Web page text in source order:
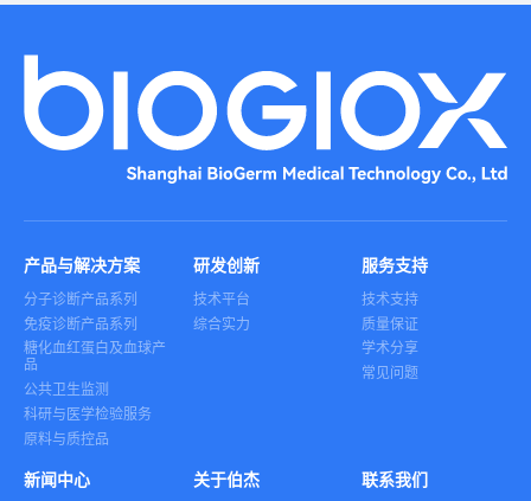
产品与解决方案
分子诊断产品系列
免疫诊断产品系列
糖化血红蛋白及血球产
品
公共卫生监测
科研与医学检验服务
原料与质控品
研发创新
技术平台
综合实力
服务支持
技术支持
质量保证
学术分享
常见问题
新闻中心 关于伯杰 联系我们